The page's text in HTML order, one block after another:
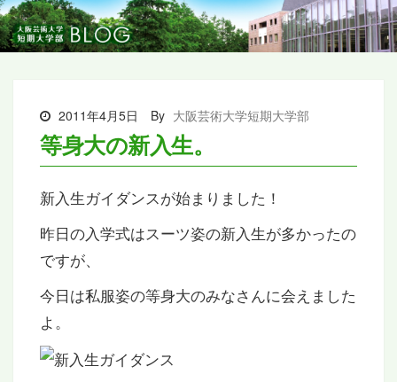
2011年4月5日 By 大阪芸術大学短期大学部
等身大の新入生。
新入生ガイダンスが始まりました！
昨日の入学式はスーツ姿の新入生が多かったの
ですが、
今日は私服姿の等身大のみなさんに会えました
よ。